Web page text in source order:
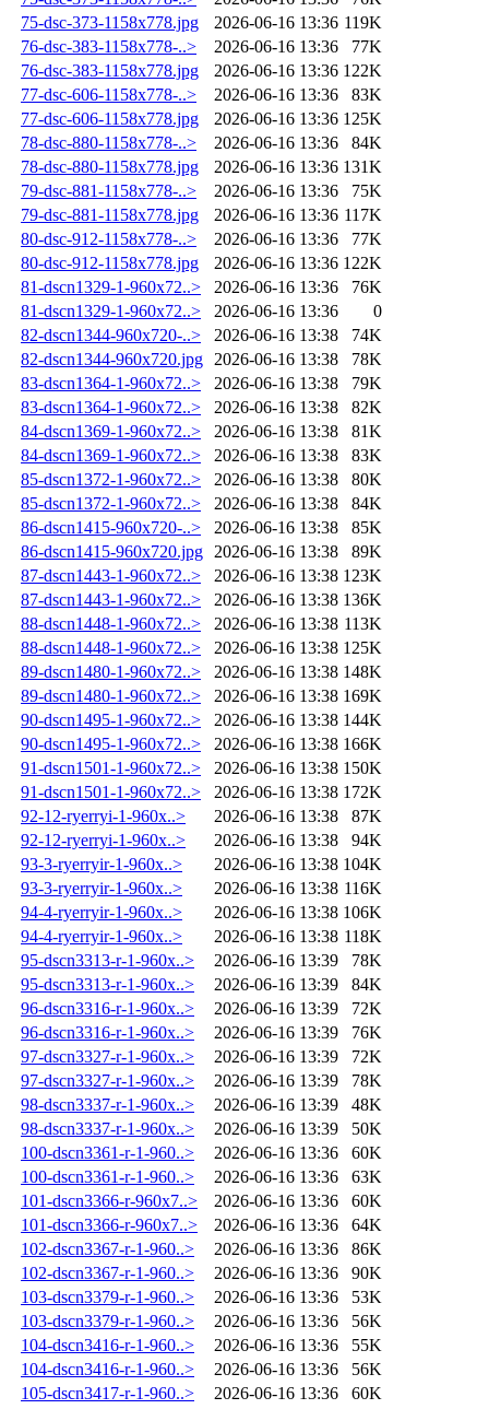
75-dsc-373-1158x778.jpg
2026-06-16 13:36 119K
76-dsc-383-1158x778-..>
2026-06-16 13:36
77K
76-dsc-383-1158x778.jpg
2026-06-16 13:36 122K
77-dsc-606-1158x778-..>
2026-06-16 13:36
83K
77-dsc-606-1158x778.jpg
2026-06-16 13:36 125K
78-dsc-880-1158x778-..>
2026-06-16 13:36
84K
78-dsc-880-1158x778.jpg
2026-06-16 13:36 131K
79-dsc-881-1158x778-..>
2026-06-16 13:36
75K
79-dsc-881-1158x778.jpg
2026-06-16 13:36 117K
80-dsc-912-1158x778-..>
2026-06-16 13:36
77K
80-dsc-912-1158x778.jpg
2026-06-16 13:36 122K
81-dscn1329-1-960x72..>
2026-06-16 13:36
76K
81-dscn1329-1-960x72..>
2026-06-16 13:36
0
82-dscn1344-960x720-..>
2026-06-16 13:38
74K
82-dscn1344-960x720.jpg
2026-06-16 13:38
78K
83-dscn1364-1-960x72..>
2026-06-16 13:38
79K
83-dscn1364-1-960x72..>
2026-06-16 13:38
82K
84-dscn1369-1-960x72..>
2026-06-16 13:38
81K
84-dscn1369-1-960x72..>
2026-06-16 13:38
83K
85-dscn1372-1-960x72..>
2026-06-16 13:38
80K
85-dscn1372-1-960x72..>
2026-06-16 13:38
84K
86-dscn1415-960x720-..>
2026-06-16 13:38
85K
86-dscn1415-960x720.jpg
2026-06-16 13:38
89K
87-dscn1443-1-960x72..>
2026-06-16 13:38 123K
87-dscn1443-1-960x72..>
2026-06-16 13:38 136K
88-dscn1448-1-960x72..>
2026-06-16 13:38 113K
88-dscn1448-1-960x72..>
2026-06-16 13:38 125K
89-dscn1480-1-960x72..>
2026-06-16 13:38 148K
89-dscn1480-1-960x72..>
2026-06-16 13:38 169K
90-dscn1495-1-960x72..>
2026-06-16 13:38 144K
90-dscn1495-1-960x72..>
2026-06-16 13:38 166K
91-dscn1501-1-960x72..>
2026-06-16 13:38 150K
91-dscn1501-1-960x72..>
2026-06-16 13:38 172K
92-12-ryerryi-1-960x..>
2026-06-16 13:38
87K
92-12-ryerryi-1-960x..>
2026-06-16 13:38
94K
93-3-ryerryir-1-960x..>
2026-06-16 13:38 104K
93-3-ryerryir-1-960x..>
2026-06-16 13:38 116K
94-4-ryerryir-1-960x..>
2026-06-16 13:38 106K
94-4-ryerryir-1-960x..>
2026-06-16 13:38 118K
95-dscn3313-r-1-960x..>
2026-06-16 13:39
78K
95-dscn3313-r-1-960x..>
2026-06-16 13:39
84K
96-dscn3316-r-1-960x..>
2026-06-16 13:39
72K
96-dscn3316-r-1-960x..>
2026-06-16 13:39
76K
97-dscn3327-r-1-960x..>
2026-06-16 13:39
72K
97-dscn3327-r-1-960x..>
2026-06-16 13:39
78K
98-dscn3337-r-1-960x..>
2026-06-16 13:39
48K
98-dscn3337-r-1-960x..>
2026-06-16 13:39
50K
100-dscn3361-r-1-960..>
2026-06-16 13:36
60K
100-dscn3361-r-1-960..>
2026-06-16 13:36
63K
101-dscn3366-r-960x7..>
2026-06-16 13:36
60K
101-dscn3366-r-960x7..>
2026-06-16 13:36
64K
102-dscn3367-r-1-960..>
2026-06-16 13:36
86K
102-dscn3367-r-1-960..>
2026-06-16 13:36
90K
103-dscn3379-r-1-960..>
2026-06-16 13:36
53K
103-dscn3379-r-1-960..>
2026-06-16 13:36
56K
104-dscn3416-r-1-960..>
2026-06-16 13:36
55K
104-dscn3416-r-1-960..>
2026-06-16 13:36
56K
105-dscn3417-r-1-960..>
2026-06-16 13:36
60K